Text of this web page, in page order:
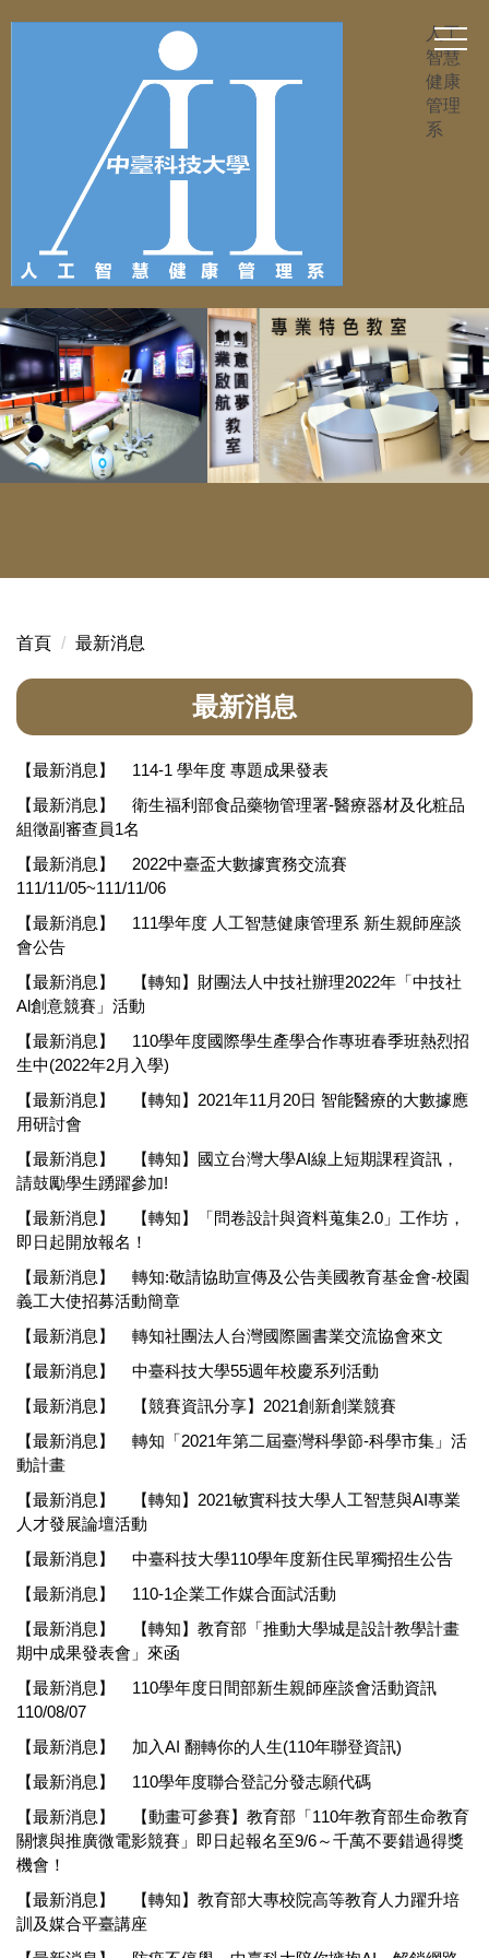
人工
智慧
健康
管理
系
首頁 最新消息
最新消息
【最新消息】
114-1 學年度 專題成果發表
【最新消息】
衛生福利部食品藥物管理署-醫療器材及化粧品
組徵副審查員1名
【最新消息】
2022中臺盃大數據實務交流賽
111/11/05~111/11/06
【最新消息】
111學年度 人工智慧健康管理系 新生親師座談
會公告
【最新消息】
【轉知】財團法人中技社辦理2022年「中技社
Al創意競賽」活動
【最新消息】
110學年度國際學生產學合作專班春季班熱烈招
生中(2022年2月入學)
【最新消息】
【轉知】2021年11月20日 智能醫療的大數據應
用研討會
【最新消息】
【轉知】國立台灣大學AI線上短期課程資訊，
請鼓勵學生踴躍參加!
【最新消息】
【轉知】「問卷設計與資料蒐集2.0」工作坊，
即日起開放報名！
【最新消息】
轉知:敬請協助宣傳及公告美國教育基金會-校園
義工大使招募活動簡章
【最新消息】
轉知社團法人台灣國際圖書業交流協會來文
【最新消息】
中臺科技大學55週年校慶系列活動
【最新消息】
【競賽資訊分享】2021創新創業競賽
【最新消息】
轉知「2021年第二屆臺灣科學節-科學市集」活
動計畫
【最新消息】
【轉知】2021敏實科技大學人工智慧與AI專業
人才發展論壇活動
【最新消息】
中臺科技大學110學年度新住民單獨招生公告
【最新消息】
110-1企業工作媒合面試活動
【最新消息】
【轉知】教育部「推動大學城是設計教學計畫
期中成果發表會」來函
【最新消息】
110學年度日間部新生親師座談會活動資訊
110/08/07
【最新消息】
加入AI 翻轉你的人生(110年聯登資訊)
【最新消息】
110學年度聯合登記分發志願代碼
【最新消息】
【動畫可參賽】教育部「110年教育部生命教育
關懷與推廣微電影競賽」即日起報名至9/6～千萬不要錯過得獎
機會！
【最新消息】
【轉知】教育部大專校院高等教育人力躍升培
訓及媒合平臺講座